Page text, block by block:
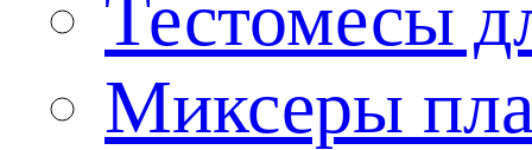
Тестомесы
Миксеры